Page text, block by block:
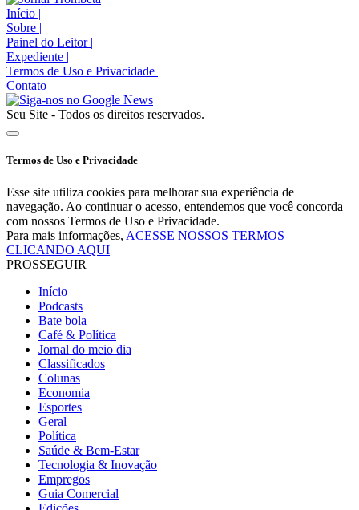
Início |
Sobre |
Painel do Leitor |
Expediente |
Termos de Uso e Privacidade |
Contato
Seu Site - Todos os direitos reservados.
Termos de Uso e Privacidade
Esse site utiliza cookies para melhorar sua experiência de
navegação. Ao continuar o acesso, entendemos que você concorda
com nossos Termos de Uso e Privacidade.
Para mais informações, ACESSE NOSSOS TERMOS
CLICANDO AQUI
PROSSEGUIR
Início
Podcasts
Bate bola
Café & Política
Jornal do meio dia
Classificados
Colunas
Economia
Esportes
Geral
Política
Saúde & Bem-Estar
Tecnologia & Inovação
Empregos
Guia Comercial